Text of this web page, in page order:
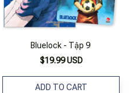
Bluelock - Tập 9
$19.99 USD
ADD TO CART